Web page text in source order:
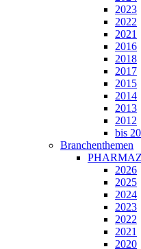
2023
2022
2021
2016
2018
2017
2015
2014
2013
2012
bis
Branchenthemen
2026
2025
2024
2023
2022
2021
2020